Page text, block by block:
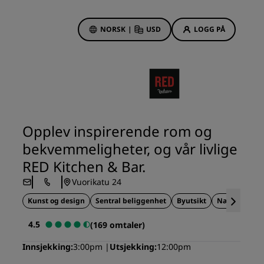
NORSK | USD LOGG PÅ
Første gang er det ekstra
hyggelig
Deals of the Day
Bestill på forhånd
Se pakkene våre
Reiseideer
Opplev inspirerende rom og
bekvemmeligheter, og vår livlige
RED Kitchen & Bar.
Vuorikatu 24
Kunst og design Sentral beliggenhet Byutsikt Nær
4.5
(169 omtaler)
Innsjekking 3:00pm Utsjekking 12:00pm